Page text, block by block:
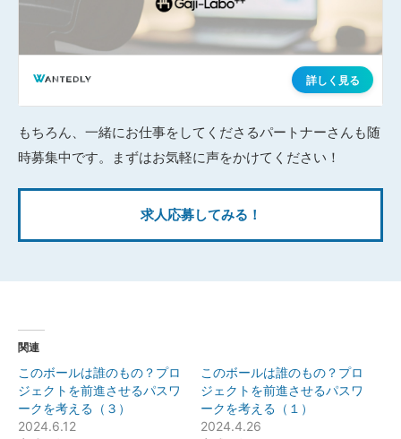
もちろん、一緒にお仕事をしてくださるパートナーさんも随
時募集中です。まずはお気軽に声をかけてください！
求人応募してみる！
関連
このボールは誰のもの？プロ
ジェクトを前進させるパスワ
ークを考える（３）
2024.6.12
このボールは誰のもの？プロ
ジェクトを前進させるパスワ
ークを考える（１）
2024.4.26